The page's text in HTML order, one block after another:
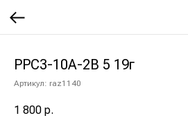
РРС3-10А-2В 5 19г
Артикул: raz1140
1 800 р.